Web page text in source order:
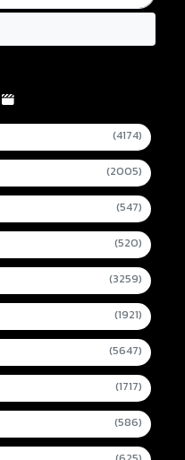
(4174)
(2005)
(547)
(520)
(3259)
(1921)
(5647)
(1717)
(586)